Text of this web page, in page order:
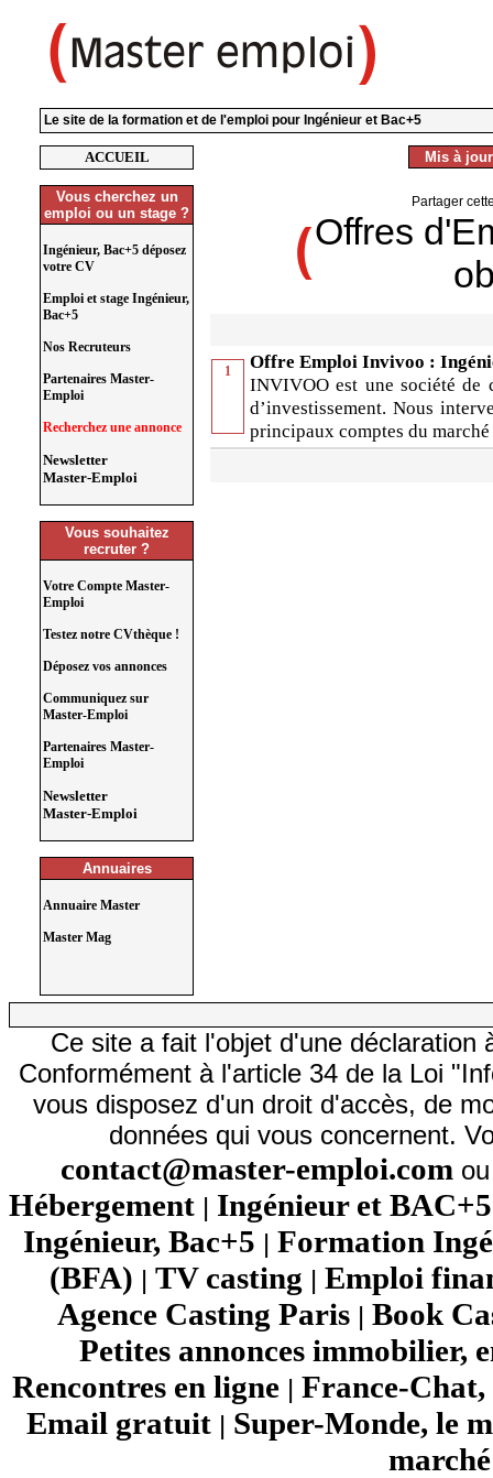
Le site de la formation et de l'emploi pour Ingénieur et Bac+5
ACCUEIL
Vous cherchez un
emploi ou un stage ?
Ingénieur, Bac+5 déposez
votre CV
Emploi et stage Ingénieur,
Bac+5
Nos Recruteurs
Partenaires Master-
Emploi
Recherchez une annonce
Newsletter
Master-Emploi
Vous souhaitez
recruter ?
Votre Compte Master-
Emploi
Testez notre CVthèque !
Déposez vos annonces
Communiquez sur
Master-Emploi
Partenaires Master-
Emploi
Newsletter
Master-Emploi
Annuaires
Annuaire Master
Master Mag
Mis à
Partager
Offres
1
Offre Emploi Invivoo :
INVIVOO est une société de
d’investissement. Nous
principaux comptes du
Ce site a fait l'objet d'une déclaration
Conformément à l'article 34 de la Loi
vous disposez d'un droit d'accès, de
données qui vous concernent.
contact@master-emploi.com
Hébergement | Ingénieur et
Ingénieur, Bac+5 | Formation
(BFA) | TV casting | Emploi
Agence Casting Paris | Book
Petites annonces immobilier,
Rencontres en ligne | France-Chat,
Email gratuit| Super-Monde, le